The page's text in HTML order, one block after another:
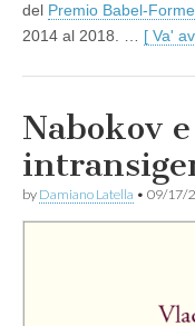
del Premio Babel-
2014 al 2018. … [ Va'
Nabokov
by Damiano Latella • 09/17/